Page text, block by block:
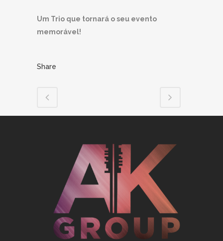
Um Trio que tornará o seu evento
memorável!
Share